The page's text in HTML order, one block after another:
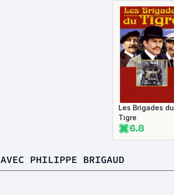
Les Brigades du
Tigre
6.8
PHILIPPE BRIGAUD